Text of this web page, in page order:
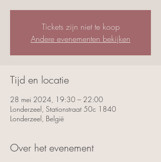
Tickets zijn niet te koop
Andere evenementen bekijken
Tijd en locatie
28 mei 2024, 19:30 – 22:00
Londerzeel, Stationstraat 50c 1840
Londerzeel, België
Over het evenement